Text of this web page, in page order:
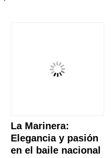
La Marinera:
Elegancia y pasión
en el baile nacional